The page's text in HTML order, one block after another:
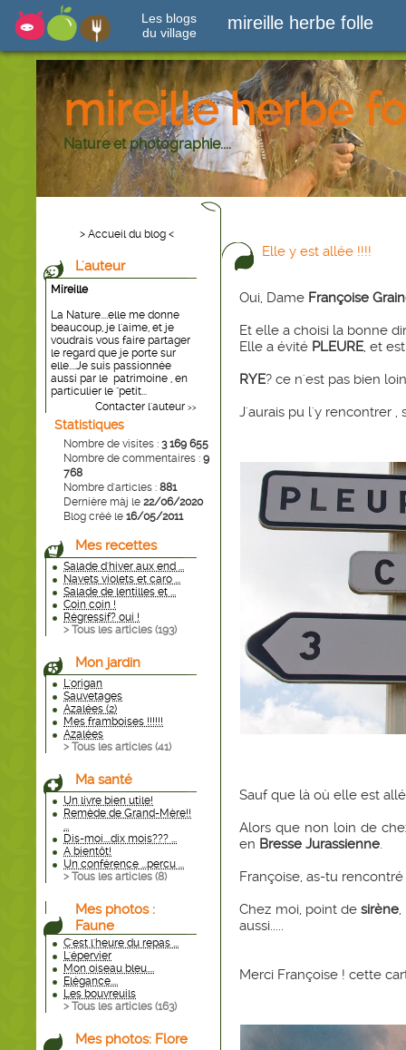
Les blogs
du village
mireille herbe folle
mireille herbe
Nature et photographie....
> Accueil du blog <
L'auteur
Mireille
La Nature....elle me donne
beaucoup, je l'aime, et je
voudrais vous faire partager
le regard que je porte sur
elle....Je suis passionnée
aussi par le patrimoine , en
particulier le "petit...
Contacter l'auteur >>
Statistiques
Nombre de visites : 3 169 655
Nombre de commentaires : 9
768
Nombre d'articles : 881
Dernière màj le 22/06/2020
Blog créé le 16/05/2011
Mes recettes
Salade d'hiver aux end ...
Navets violets et caro ...
Salade de lentilles et ...
Coin coin !
Régressif? oui !
> Tous les articles (193)
Mon jardin
L'origan
Sauvetages
Azalées (2)
Mes framboises !!!!!!
Azalées
> Tous les articles (41)
Ma santé
Un livre bien utile!
Remède de Grand-Mère!!
...
Dis-moi....dix mois??? ...
A bientôt!
Un conférence ...percu ...
> Tous les articles (8)
Mes photos :
Faune
C'est l'heure du repas ...
L'épervier
Mon oiseau bleu....
Elégance....
Les bouvreuils
> Tous les articles (163)
Mes photos: Flore
Elle y est allée !!!!
Oui, Dame Françoise
Et elle a choisi la bonne
Elle a évité PLEURE, et
RYE? ce n'est pas bien
J'aurais pu l'y rencontrer ,
Sauf que là où elle est
Alors que non loin de
en Bresse Jurassienne.
Françoise, as-tu rencontré
Chez moi, point de sirène,
aussi.....
Merci Françoise ! cette